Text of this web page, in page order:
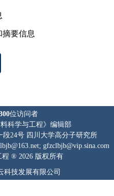
要信息
位访问者
科学与工程》编辑部
24号 四川大学高分子研究所
gfzclbjb@vip.sina.com
® 2026 版权所有
科技发展有限公司